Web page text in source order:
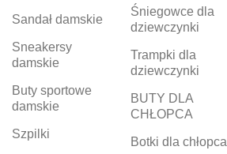
Sandał damskie
Sneakersy
damskie
Buty sportowe
damskie
Szpilki
Śniegowce dla
dziewczynki
Trampki dla
dziewczynki
BUTY DLA
CHŁOPCA
Botki dla chłopca